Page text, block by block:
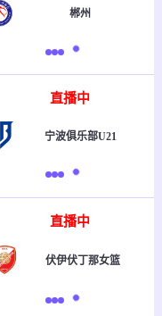
郴州
直播中
宁波俱乐部U21
直播中
伏伊伏丁那女篮